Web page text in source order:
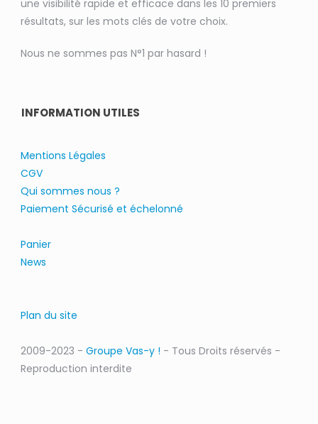
une visibilité rapide et efficace dans les 10 premiers
résultats, sur les mots clés de votre choix.
Nous ne sommes pas N°1 par hasard !
INFORMATION UTILES
Mentions Légales
CGV
Qui sommes nous ?
Paiement Sécurisé et échelonné
Panier
News
Plan du site
2009-2023 - Groupe Vas-y ! - Tous Droits réservés -
Reproduction interdite